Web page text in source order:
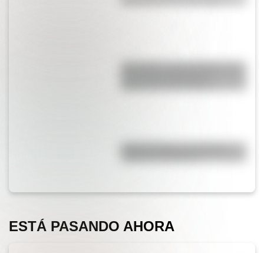
San Martín y Simón Bolívar: así
Duda resuelta: ¿es el Truco
ESTÁ PASANDO AHORA